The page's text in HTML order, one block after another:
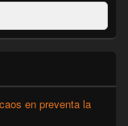
en preventa la